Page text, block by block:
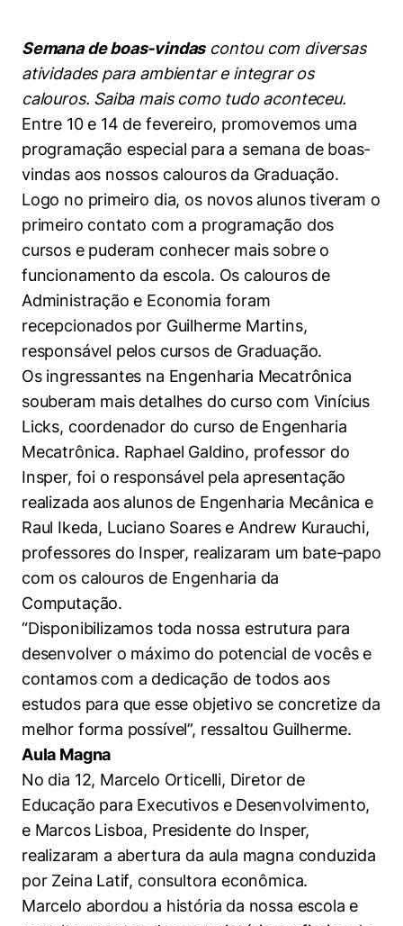
Todas as Engenharias
Engenharia de Computação
Engenharia Mecânica
Engenharia Mecatrônica
Direito
Economia
Finanças
Negócios
Políticas Públicas
Sustentabilidade
Tecnologia e Dados
Resolução Eficaz de Problemas
Oportunidade de Negócios
Trabalhe conosco
Sala de Imprensa
Pesquisa na Graduação
Seminários Acadêmicos
Comitê de Ética em Pesquisa
Youtube
Instagram
Linkedin
Direito
Áreas de Conhecimento
Prêmios de Excelência
Ensino e aprendizagem
Visite o Insper
Canal de Ética
Ouvidoria
Portal da Privacidade
Semana de boas-vindascontou com diversas
atividades para ambientar e integrar os
calouros. Saiba mais como tudo aconteceu.
Entre 10 e 14 de fevereiro, promovemos uma
programação especial para a semana de boas-
vindas aos nossos calouros da Graduação.
Logo no primeiro dia, os novos alunos tiveram o
primeiro contato com a programação dos
cursos e puderam conhecer mais sobre o
funcionamento da escola. Os calouros de
Administração e Economia foram
recepcionados por Guilherme Martins,
responsável pelos cursos de Graduação.
Os ingressantes na Engenharia Mecatrônica
souberam mais detalhes do curso com Vinícius
Licks, coordenador do curso de Engenharia
Mecatrônica. Raphael Galdino, professor do
Insper, foi o responsável pela apresentação
realizada aos alunos de Engenharia Mecânica e
Raul Ikeda, Luciano Soares e Andrew Kurauchi,
professores do Insper, realizaram um bate-papo
com os calouros de Engenharia da
Computação.
“Disponibilizamos toda nossa estrutura para
desenvolver o máximo do potencial de vocês e
contamos com a dedicação de todos aos
estudos para que esse objetivo se concretize da
melhor forma possível”, ressaltou Guilherme.
Aula Magna
No dia 12, Marcelo Orticelli, Diretor de
Educação para Executivos e Desenvolvimento,
e Marcos Lisboa, Presidente do Insper,
realizaram a abertura da aula magna conduzida
por Zeina Latif, consultora econômica.
Marcelo abordou a história da nossa escola e